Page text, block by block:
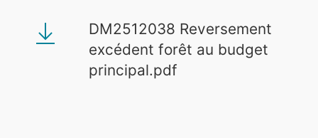
DM2512038 Reversement
excédent forêt au budget
principal.pdf